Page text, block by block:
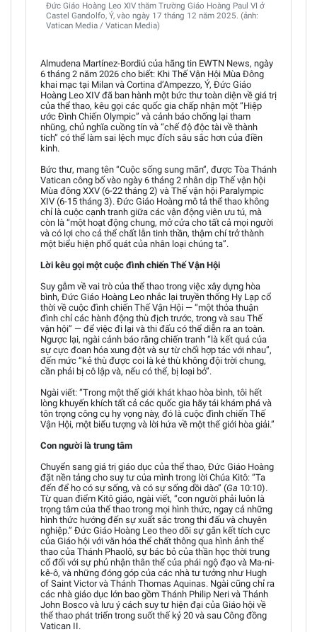
Đức Giáo Hoàng Leo XIV thăm Trường Giáo Hoàng Paul VI ở
Castel Gandolfo, Ý, vào ngày 17 tháng 12 năm 2025. (ảnh:
Vatican Media / Vatican Media)
Almudena Martínez-Bordiú của hãng tin EWTN News, ngày
6 tháng 2 năm 2026 cho biết: Khi Thế Vận Hội Mùa Đông
khai mạc tại Milan và Cortina d’Ampezzo, Ý, Đức Giáo
Hoàng Leo XIV đã ban hành một bức thư toàn diện về giá trị
của thể thao, kêu gọi các quốc gia chấp nhận một “Hiệp
ước Đình Chiến Olympic” và cảnh báo chống lại tham
nhũng, chủ nghĩa cuồng tín và “chế độ độc tài về thành
tích” có thể làm sai lệch mục đích sâu sắc hơn của điền
kinh.
Bức thư, mang tên “Cuộc sống sung mãn”, được Tòa Thánh
Vatican công bố vào ngày 6 tháng 2 nhân dịp Thế vận hội
Mùa đông XXV (6-22 tháng 2) và Thế vận hội Paralympic
XIV (6-15 tháng 3). Đức Giáo Hoàng mô tả thể thao không
chỉ là cuộc cạnh tranh giữa các vận động viên ưu tú, mà
còn là “một hoạt động chung, mở cửa cho tất cả mọi người
và có lợi cho cả thể chất lẫn tinh thần, thậm chí trở thành
một biểu hiện phổ quát của nhân loại chúng ta”.
Lời kêu gọi một cuộc đình chiến Thế Vận Hội
Suy gẫm về vai trò của thể thao trong việc xây dựng hòa
bình, Đức Giáo Hoàng Leo nhắc lại truyền thống Hy Lạp cổ
thời về cuộc đình chiến Thế Vận Hội — “một thỏa thuận
đình chỉ các hành động thù địch trước, trong và sau Thế
vận hội” — để việc đi lại và thi đấu có thể diễn ra an toàn.
Ngược lại, ngài cảnh báo rằng chiến tranh “là kết quả của
sự cực đoan hóa xung đột và sự từ chối hợp tác với nhau”,
đến mức “kẻ thù được coi là kẻ thù không đội trời chung,
cần phải bị cô lập và, nếu có thể, bị loại bỏ”.
Ngài viết: “Trong một thế giới khát khao hòa bình, tôi hết
lòng khuyến khích tất cả các quốc gia hãy tái khám phá và
tôn trọng công cụ hy vọng này, đó là cuộc đình chiến Thế
Vận Hội, một biểu tượng và lời hứa về một thế giới hòa giải.”
Con người là trung tâm
Chuyển sang giá trị giáo dục của thể thao, Đức Giáo Hoàng
đặt nền tảng cho suy tư của mình trong lời Chúa Kitô: “Ta
đến để họ có sự sống, và có sự sống dồi dào” (Ga 10:10).
Từ quan điểm Kitô giáo, ngài viết, “con người phải luôn là
trọng tâm của thể thao trong mọi hình thức, ngay cả những
hình thức hướng đến sự xuất sắc trong thi đấu và chuyên
nghiệp.” Đức Giáo Hoàng Leo theo dõi sự gắn kết tích cực
của Giáo hội với văn hóa thể chất thông qua hình ảnh thể
thao của Thánh Phaolô, sự bác bỏ của thần học thời trung
cổ đối với sự phủ nhận thân thể của phái ngộ đạo và Ma-ni-
kê-ô, và những đóng góp của các nhà tư tưởng như Hugh
of Saint Victor và Thánh Thomas Aquinas. Ngài cũng chỉ ra
các nhà giáo dục lớn bao gồm Thánh Philip Neri và Thánh
John Bosco và lưu ý cách suy tư hiện đại của Giáo hội về
thể thao phát triển trong suốt thế kỷ 20 và sau Công đồng
Vatican II.